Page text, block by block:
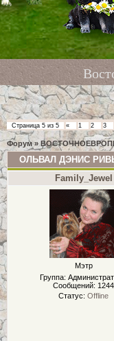
Страница 5 из 5 « 1 2 3
Форум »
ОЛЬВАЛ ДЭНИС
Family_Jewel
Мэтр
Группа:
Сообщений: 1244
Статус: Offline